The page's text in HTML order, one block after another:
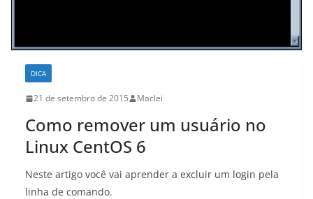
DICA
21 de setembro de 2015 Maclei
Como remover um usuário no
Linux CentOS 6
Neste artigo você vai aprender a excluir um login pela
linha de comando.